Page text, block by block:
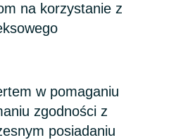
współpracy
na korzystanie z
w pomaganiu
zgodności z
posiadaniu